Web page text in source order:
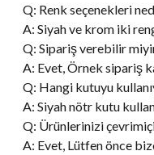
Q: Renk seçenekleri
A: Siyah ve krom iki
Q: Sipariş verebilir
A: Evet, Örnek sipariş
Q: Hangi kutuyu
A: Siyah nötr kutu
Q: Ürünlerinizi
A: Evet, Lütfen önce